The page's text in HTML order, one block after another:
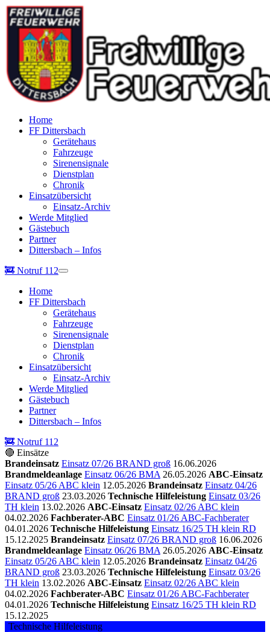
Home
FF Dittersbach
Gerätehaus
Fahrzeuge
Sirenensignale
Dienstplan
Chronik
Einsatzübersicht
Einsatz-Archiv
Werde Mitglied
Gästebuch
Partner
Dittersbach – Infos
🚒 Notruf 112
Home
FF Dittersbach
Gerätehaus
Fahrzeuge
Sirenensignale
Dienstplan
Chronik
Einsatzübersicht
Einsatz-Archiv
Werde Mitglied
Gästebuch
Partner
Dittersbach – Infos
🚒 Notruf 112
🔴 Einsätze
Brandeinsatz Einsatz 07/26 BRAND groß 16.06.2026
Brandmeldeanlage Einsatz 06/26 BMA 26.05.2026 ABC-Einsatz
Einsatz 05/26 ABC klein 12.05.2026 Brandeinsatz Einsatz 04/26
BRAND groß 23.03.2026 Technische Hilfeleistung Einsatz 03/26
TH klein 13.02.2026 ABC-Einsatz Einsatz 02/26 ABC klein
04.02.2026 Fachberater-ABC Einsatz 01/26 ABC-Fachberater
04.01.2026 Technische Hilfeleistung Einsatz 16/25 TH klein RD
15.12.2025 Brandeinsatz Einsatz 07/26 BRAND groß 16.06.2026
Brandmeldeanlage Einsatz 06/26 BMA 26.05.2026 ABC-Einsatz
Einsatz 05/26 ABC klein 12.05.2026 Brandeinsatz Einsatz 04/26
BRAND groß 23.03.2026 Technische Hilfeleistung Einsatz 03/26
TH klein 13.02.2026 ABC-Einsatz Einsatz 02/26 ABC klein
04.02.2026 Fachberater-ABC Einsatz 01/26 ABC-Fachberater
04.01.2026 Technische Hilfeleistung Einsatz 16/25 TH klein RD
15.12.2025
Technische Hilfeleistung